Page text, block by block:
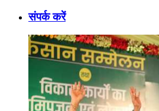
संपर्क करें